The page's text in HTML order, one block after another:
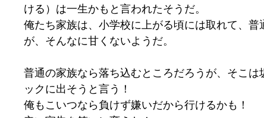
ける）は一生かもと言われたそうだ。
俺たち家族は、小学校に上がる頃には取れて、
が、そんなに甘くないようだ。
普通の家族なら落ち込むところだろうが、そこ
ックに出そうと言う！
俺もこいつなら負けず嫌いだから行けるかも！